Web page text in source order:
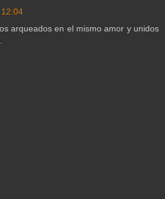
12:04
arqueados en el mismo amor y unidos